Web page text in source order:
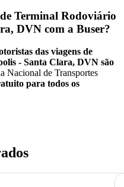
Terminal Rodoviário
DVN com a Buser?
das viagens de
- Santa Clara, DVN são
Nacional de Transportes
para todos os